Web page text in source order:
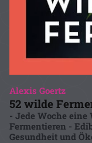
Alexis Goertz
52 wilde
- Jede Woche
Fermentieren -
Gesundheit und